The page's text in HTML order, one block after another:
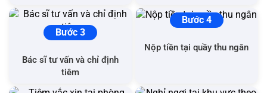
Bước 3
Bác sĩ tư vấn và chỉ định
tiêm
Bước 4
Nộp tiền tại quầy thu ngân